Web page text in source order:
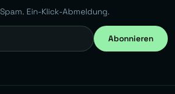
Ein-Klick-Abmeldung.
Abonnieren